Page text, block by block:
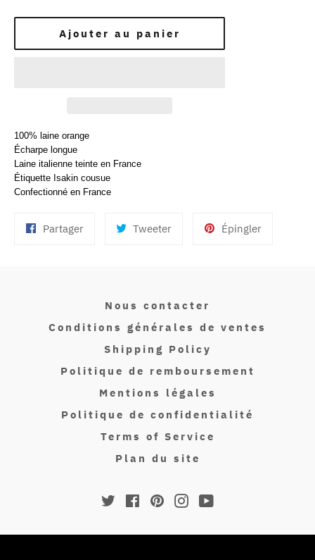
Ajouter au panier
100% laine orange
Écharpe longue
Laine italienne teinte en France
Étiquette Isakin cousue
Confectionné en France
PartagerPartager
TweeterTweeter
ÉpinglerÉpingler
Nous contacter
Conditions générales de ventes
Shipping Policy
Politique de remboursement
Mentions légales
Politique de confidentialité
Terms of Service
Plan du site
Twitter FacebookPinterestInstagramYouTube